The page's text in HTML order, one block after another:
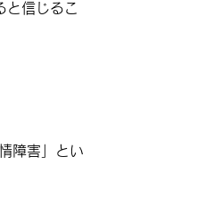
と信じるこ
障害」とい